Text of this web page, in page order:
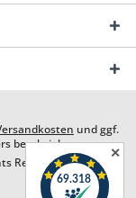
und ggf.
beschrieben
Reserved. Design by
✕